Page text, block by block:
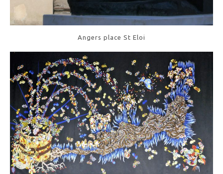
Angers place St Eloi